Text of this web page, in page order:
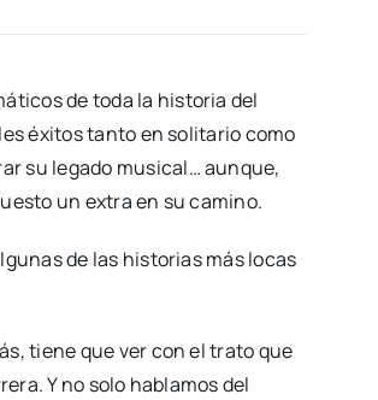
de toda la historia del
éxitos tanto en solitario como
su legado musical… aunque,
un extra en su camino.
de las historias más locas
tiene que ver con el trato que
Y no solo hablamos del